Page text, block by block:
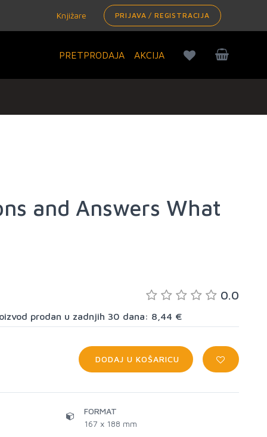
Knjižare PRIJAVA / REGISTRACIJA
PRETPRODAJA AKCIJA
and Answers What
0.0
prodan u zadnjih 30 dana: 8,44 €
DODAJ U KOŠARICU
FORMAT
167 x 188 mm